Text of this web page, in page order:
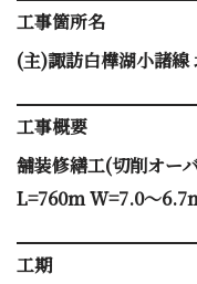
工事箇所名
(主)諏訪白樺湖小諸
工事概要
舗装修繕工(切削オー
L=760m W=7.0～
工期